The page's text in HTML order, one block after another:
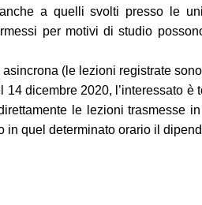
a quelli svolti presso le
per motivi di studio
(le lezioni registrate
dicembre 2020, l’interessato
le lezioni trasmesse
quel determinato orario il